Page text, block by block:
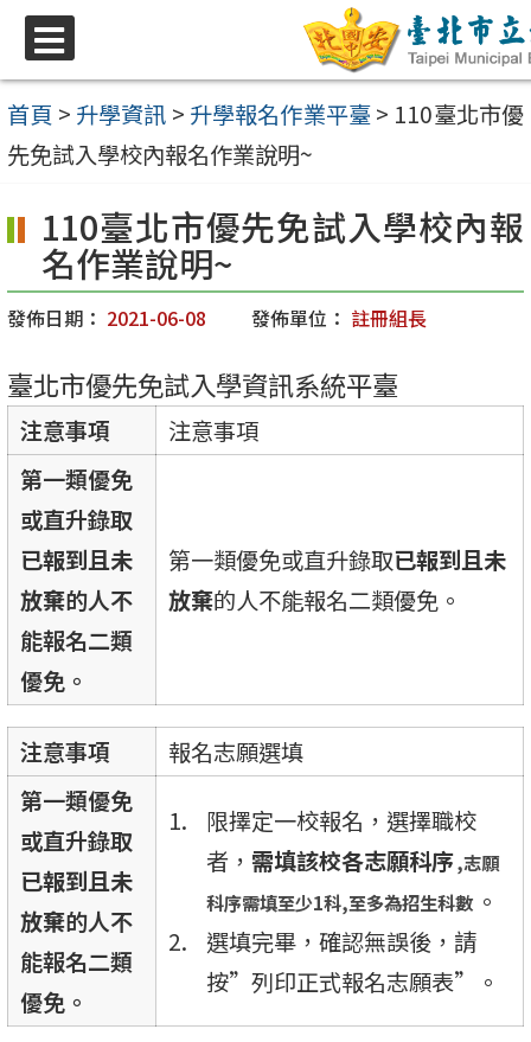
選
單
主
要
容
首頁 > 升學資訊 > 升學報名作業平臺> 110臺北市優
先免試入學校內報名作業說明~
110臺北市優先免試入學校內報
名作業說明~
發佈日期： 2021-06-08 發佈單位： 註冊組長
臺北市優先免試入學資訊系統平臺
注意事項
注意事項
第一類優免
或直升錄取
已報到且未
放棄的人不
能報名二類
優免。
第一類優免或直升錄取已報到且未
放棄的人不能報名二類優免。
注意事項
報名志願選填
第一類優免
或直升錄取
已報到且未
放棄的人不
能報名二類
優免。
限擇定一校報名，選擇職校
者， 需填該校各志願科序,志願
科序需填至少1科,至多為招生科數 。
選填完畢，確認無誤後，請
按”列印正式報名志願表”。